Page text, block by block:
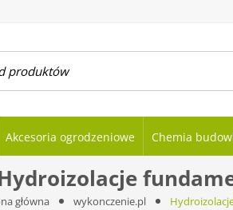
Akcesoria ogrodzeniowe Chemia
główna wykonczenie.pl